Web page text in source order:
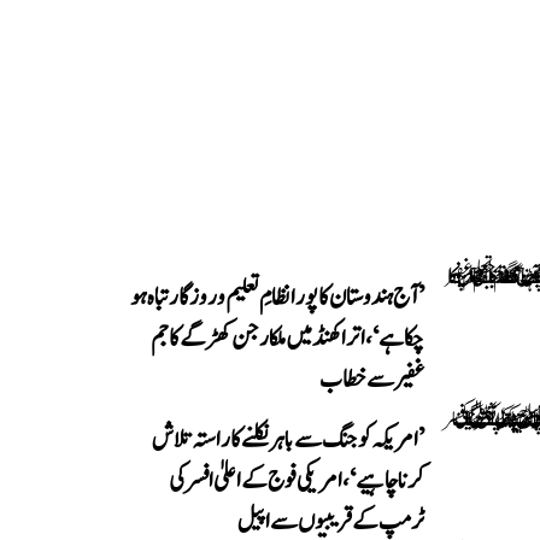
’آج ہندوستان کا پورا نظامِ تعلیم و روزگار تباہ ہو
چکا ہے‘، اتراکھنڈ میں ملکارجن کھڑگے کا جم
غفیر سے خطاب
’امریکہ کو جنگ سے باہر نکلنے کا راستہ تلاش
کرنا چاہیے‘، امریکی فوج کے اعلیٰ افسر کی
ٹرمپ کے قریبیوں سے اپیل